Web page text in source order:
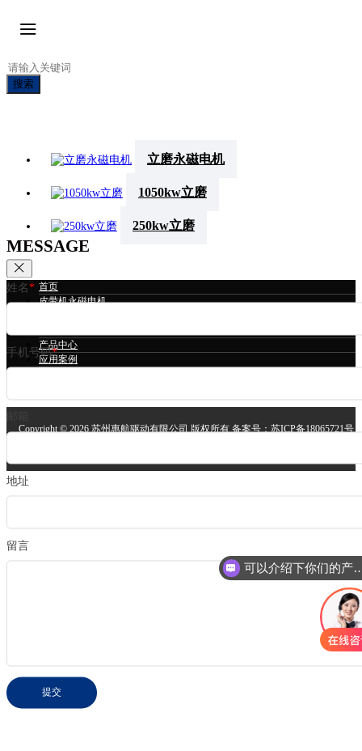
搜索
立磨永磁电机
1050kw立磨
250kw立磨
首页
皮带机永磁电机
产品中心
应用案例
Copyright ©2026 苏州惠航驱动有限公司 版权所有 备案号：苏ICP备18065721号
MESSAGE
姓名*
手机号码*
邮箱
地址
留言
提交
可以介绍下你